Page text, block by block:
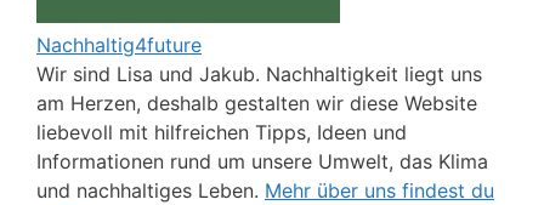
Nachhaltig4future
Wir sind Lisa und Jakub. Nachhaltigkeit liegt uns
am Herzen, deshalb gestalten wir diese Website
liebevoll mit hilfreichen Tipps, Ideen und
Informationen rund um unsere Umwelt, das Klima
und nachhaltiges Leben. Mehr über uns findest du